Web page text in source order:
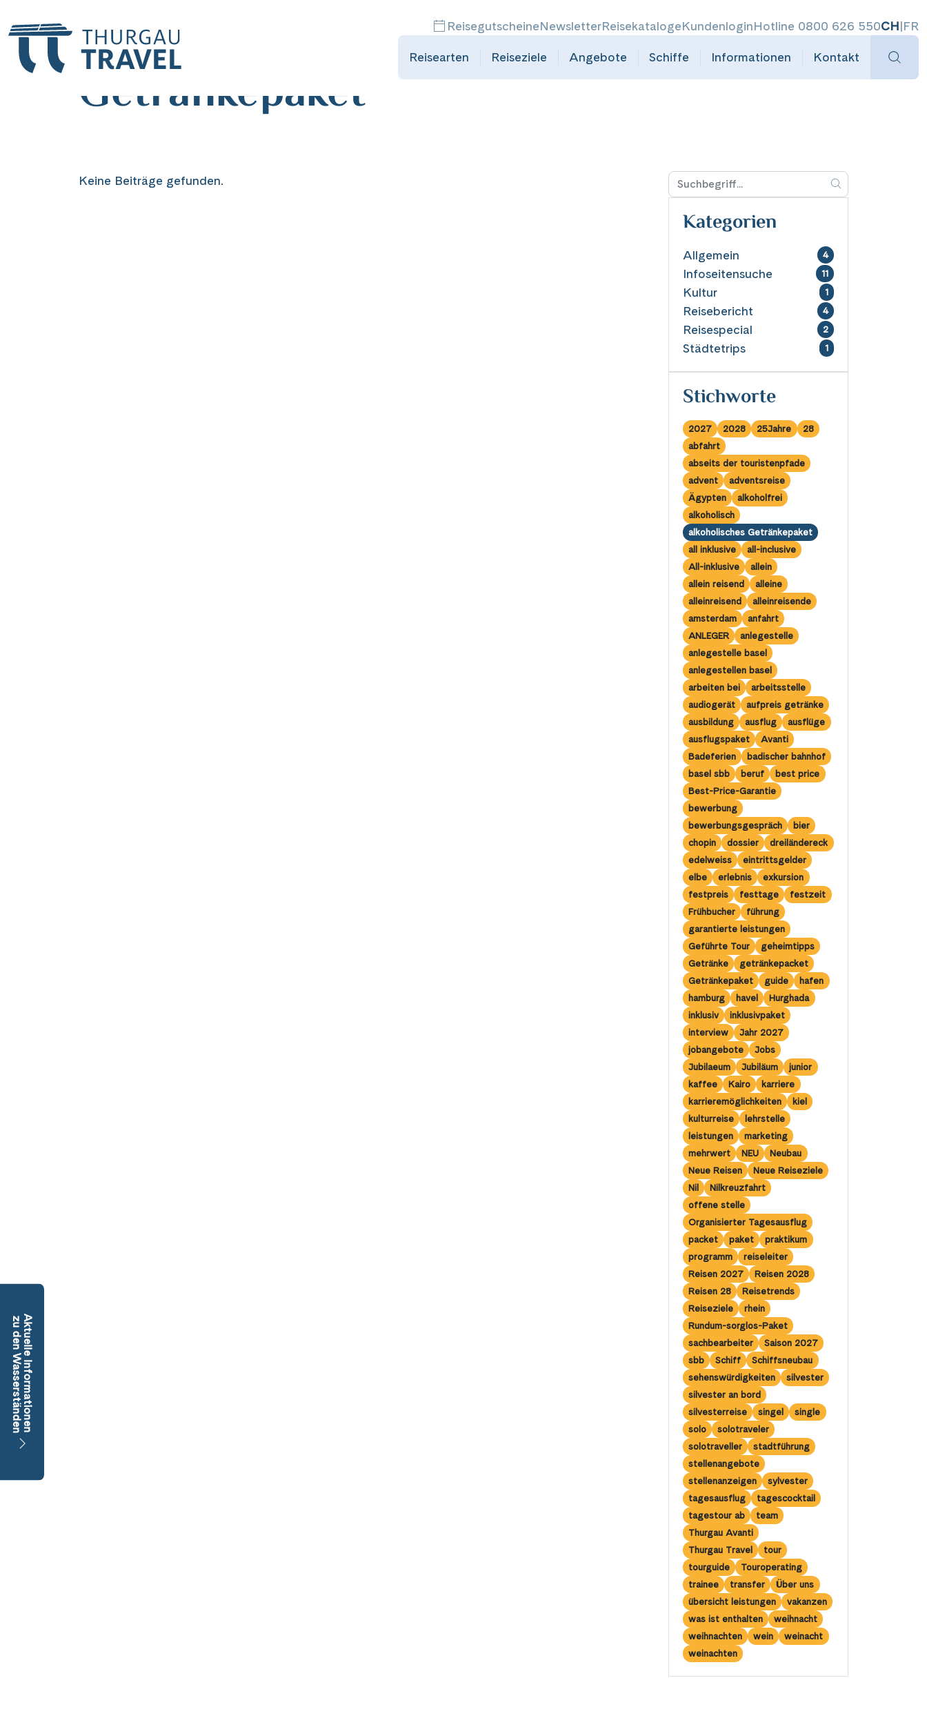
Aktuelle Informationen
zu den Wasserständen
ReisegutscheineNewsletterReisekatalogeKundenloginHotline 0800 626 550CH|FR
Reisearten Reiseziele Angebote Schiffe Informationen Kontakt
Schlagwort: alkoholisches
Getränkepaket
Keine Beiträge gefunden.
Kategorien
Allgemein 4
Infoseitensuche 11
Kultur 1
Reisebericht 4
Reisespecial 2
Städtetrips 1
Stichworte
2027 2028 25Jahre
28
abfahrt
abseits der touristenpfade
advent
adventsreise
Ägypten
alkoholfrei
alkoholisch
alkoholisches Getränkepaket
all inklusive
all-inclusive
All-inklusive
allein
allein reisend
alleine
alleinreisend
alleinreisende
amsterdam
anfahrt
ANLEGER
anlegestelle
anlegestelle basel
anlegestellen basel
arbeiten bei
arbeitsstelle
audiogerät
aufpreis getränke
ausbildung
ausflug
ausflüge
ausflugspaket
Avanti
Badeferien
badischer bahnhof
basel sbb
beruf
best price
Best-Price-Garantie
bewerbung
bewerbungsgespräch
bier
chopin
dossier
dreiländereck
edelweiss
eintrittsgelder
elbe
erlebnis
exkursion
festpreis
festtage
festzeit
Frühbucher
führung
garantierte leistungen
Geführte Tour
geheimtipps
Getränke
getränkepacket
Getränkepaket
guide
hafen
hamburg
havel
Hurghada
inklusiv
inklusivpaket
interview
Jahr 2027
jobangebote
Jobs
Jubilaeum
Jubiläum
junior
kaffee
Kairo
karriere
karrieremöglichkeiten
kiel
kulturreise
lehrstelle
leistungen
marketing
mehrwert
NEU
Neubau
Neue Reisen
Neue Reiseziele
Nil
Nilkreuzfahrt
offene stelle
Organisierter Tagesausflug
packet
paket
praktikum
programm
reiseleiter
Reisen 2027
Reisen 2028
Reisen 28
Reisetrends
Reiseziele
rhein
Rundum-sorglos-Paket
sachbearbeiter
Saison 2027
sbb
Schiff
Schiffsneubau
sehenswürdigkeiten
silvester
silvester an bord
silvesterreise
singel
single
solo
solotraveler
solotraveller
stadtführung
stellenangebote
stellenanzeigen
sylvester
tagesausflug
tagescocktail
tagestour ab
team
Thurgau Avanti
Thurgau Travel
tour
tourguide
Touroperating
trainee
transfer
Über uns
übersicht leistungen
vakanzen
was ist enthalten
weihnacht
weihnachten
wein
weinacht
weinachten